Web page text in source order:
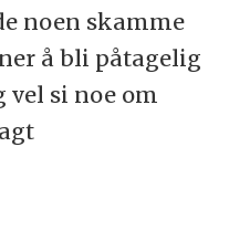
noen skamme
å bli påtagelig
vel si noe om